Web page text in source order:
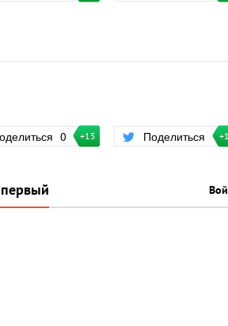
0 +15 Поделиться
первый